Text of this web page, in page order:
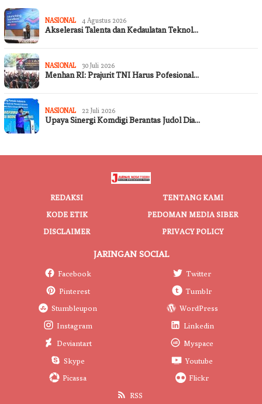
NASIONAL 4 Agustus 2026
Akselerasi Talenta dan Kedaulatan Teknol…
NASIONAL 30 Juli 2026
Menhan RI: Prajurit TNI Harus Pofesional…
NASIONAL 22 Juli 2026
Upaya Sinergi Komdigi Berantas Judol Dia…
REDAKSI
TENTANG KAMI
KODE ETIK
PEDOMAN MEDIA SIBER
DISCLAIMER
PRIVACY POLICY
JARINGAN SOCIAL
Facebook
Twitter
Pinterest
Tumblr
Stumbleupon
WordPress
Instagram
Linkedin
Deviantart
Myspace
Skype
Youtube
Picassa
Flickr
RSS